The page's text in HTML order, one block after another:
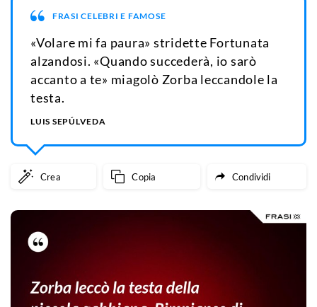
FRASI CELEBRI E FAMOSE
«Volare mi fa paura» stridette Fortunata
alzandosi. «Quando succederà, io sarò
accanto a te» miagolò Zorba leccandole la
testa.
LUIS SEPÚLVEDA
Crea Copia Condividi